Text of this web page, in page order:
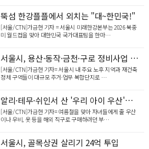
뚝섬 한강플플에서 외치는 "대~한민국!"
[서울/CTN]가금현 기자 = 서울시 미래한강본부는 2026 북중
미 월드컵을 맞아 대한민국 국가대표팀을 한마…
서울시, 용산·동작·금천·구로 정비사업 통합심의 통과
[서울/CTN]가금현 기자= 서울시 내 주요 노후 지역과 재건축
정체 구역들이 대규모 주거·업무 복합단지로 …
알리·테무·쉬인서 산 '우리 아이 우산'이 독극물?
[서울/CTN]가금현 기자= 여름철을 맞아 자녀들에게 줄 우산
이나 우비, 옷 등을 해외 직구로 구매하려던 부…
서울시, 골목상권 살리기 24억 투입